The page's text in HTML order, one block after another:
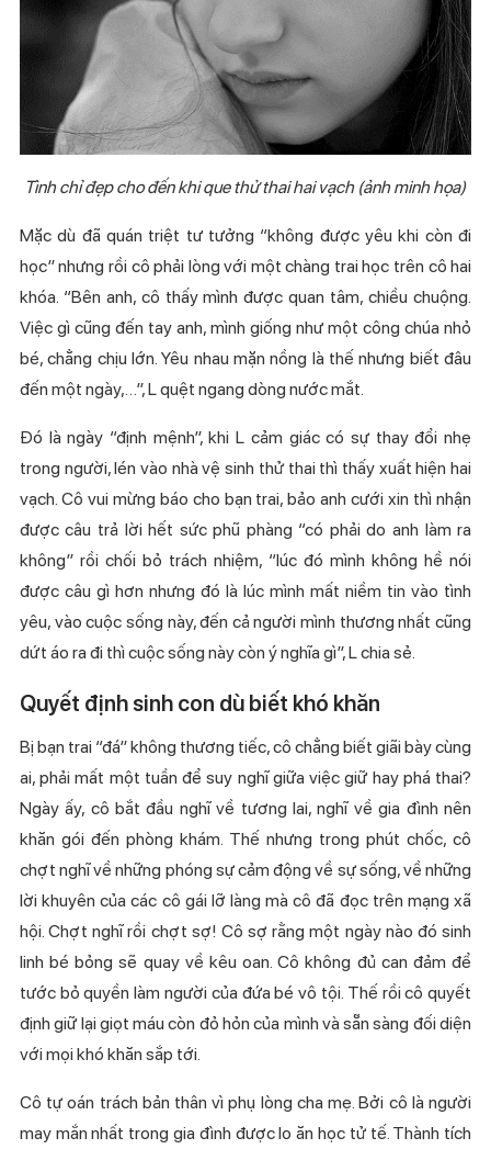
Tình chỉ đẹp cho đến khi que thử thai hai vạch (ảnh minh họa)
Mặc dù đã quán triệt tư tưởng “không được yêu khi còn đi
học” nhưng rồi cô phải lòng với một chàng trai học trên cô hai
khóa. “Bên anh, cô thấy mình được quan tâm, chiều chuộng.
Việc gì cũng đến tay anh, mình giống như một công chúa nhỏ
bé, chẳng chịu lớn. Yêu nhau mặn nồng là thế nhưng biết đâu
đến một ngày,…”, L quệt ngang dòng nước mắt.
Đó là ngày “định mệnh”, khi L cảm giác có sự thay đổi nhẹ
trong người, lén vào nhà vệ sinh thử thai thì thấy xuất hiện hai
vạch. Cô vui mừng báo cho bạn trai, bảo anh cưới xin thì nhận
được câu trả lời hết sức phũ phàng “có phải do anh làm ra
không” rồi chối bỏ trách nhiệm, “lúc đó mình không hề nói
được câu gì hơn nhưng đó là lúc mình mất niềm tin vào tình
yêu, vào cuộc sống này, đến cả người mình thương nhất cũng
dứt áo ra đi thì cuộc sống này còn ý nghĩa gì”, L chia sẻ.
Quyết định sinh con dù biết khó khăn
Bị bạn trai “đá” không thương tiếc, cô chẳng biết giãi bày cùng
ai, phải mất một tuần để suy nghĩ giữa việc giữ hay phá thai?
Ngày ấy, cô bắt đầu nghĩ về tương lai, nghĩ về gia đình nên
khăn gói đến phòng khám. Thế nhưng trong phút chốc, cô
chợt nghĩ về những phóng sự cảm động về sự sống, về những
lời khuyên của các cô gái lỡ làng mà cô đã đọc trên mạng xã
hội. Chợt nghĩ rồi chợt sợ! Cô sợ rằng một ngày nào đó sinh
linh bé bỏng sẽ quay về kêu oan. Cô không đủ can đảm để
tước bỏ quyền làm người của đứa bé vô tội. Thế rồi cô quyết
định giữ lại giọt máu còn đỏ hỏn của mình và sẵn sàng đối diện
với mọi khó khăn sắp tới.
Cô tự oán trách bản thân vì phụ lòng cha mẹ. Bởi cô là người
may mắn nhất trong gia đình được lo ăn học tử tế. Thành tích